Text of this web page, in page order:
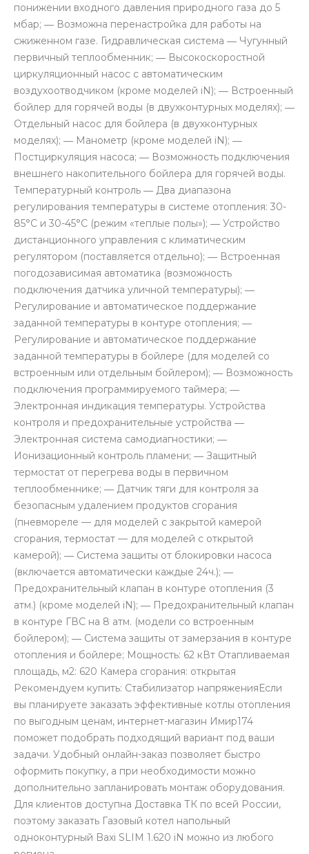
понижении входного давления природного газа до 5
мбар; ― Возможна перенастройка для работы на
сжиженном газе. Гидравлическая система ― Чугунный
первичный теплообменник; ― Высокоскоростной
циркуляционный насос с автоматическим
воздухоотводчиком (кроме моделей iN); ― Встроенный
бойлер для горячей воды (в двухконтурных моделях); ―
Отдельный насос для бойлера (в двухконтурных
моделях); ― Манометр (кроме моделей iN); ―
Постциркуляция насоса; ― Возможность подключения
внешнего накопительного бойлера для горячей воды.
Температурный контроль ― Два диапазона
регулирования температуры в системе отопления: 30-
85°С и 30-45°С (режим «теплые полы»); ― Устройство
дистанционного управления с климатическим
регулятором (поставляется отдельно); ― Встроенная
погодозависимая автоматика (возможность
подключения датчика уличной температуры); ―
Регулирование и автоматическое поддержание
заданной температуры в контуре отопления; ―
Регулирование и автоматическое поддержание
заданной температуры в бойлере (для моделей со
встроенным или отдельным бойлером); ― Возможность
подключения программируемого таймера; ―
Электронная индикация температуры. Устройства
контроля и предохранительные устройства ―
Электронная система самодиагностики; ―
Ионизационный контроль пламени; ― Защитный
термостат от перегрева воды в первичном
теплообменнике; ― Датчик тяги для контроля за
безопасным удалением продуктов сгорания
(пневмореле — для моделей с закрытой камерой
сгорания, термостат — для моделей с открытой
камерой); ― Система защиты от блокировки насоса
(включается автоматически каждые 24ч.); ―
Предохранительный клапан в контуре отопления (3
атм.) (кроме моделей iN); ― Предохранительный клапан
в контуре ГВС на 8 атм. (модели со встроенным
бойлером); ― Система защиты от замерзания в контуре
отопления и бойлере; Мощность: 62 кВт Отапливаемая
площадь, м2: 620 Камера сгорания: открытая
Рекомендуем купить: Стабилизатор напряженияЕсли
вы планируете заказать эффективные котлы отопления
по выгодным ценам, интернет-магазин Имир174
поможет подобрать подходящий вариант под ваши
задачи. Удобный онлайн-заказ позволяет быстро
оформить покупку, а при необходимости можно
дополнительно запланировать монтаж оборудования.
Для клиентов доступна Доставка ТК по всей России,
поэтому заказать Газовый котел напольный
одноконтурный Baxi SLIM 1.620 iN можно из любого